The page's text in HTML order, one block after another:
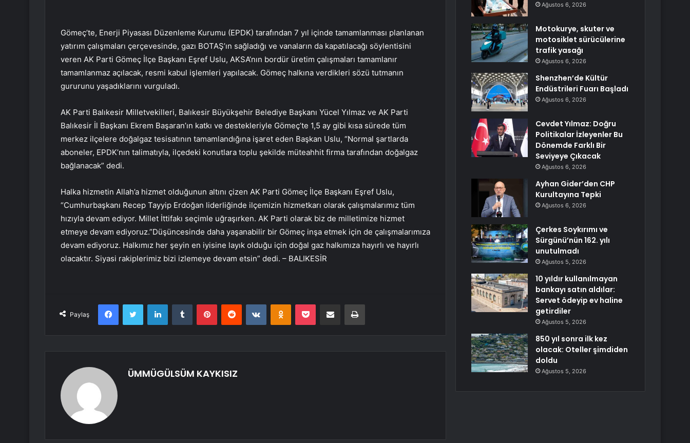
Gömeç’te, Enerji Piyasası Düzenleme Kurumu (EPDK) tarafından 7 yıl içinde tamamlanması planlanan
yatırım çalışmaları çerçevesinde, gazı BOTAŞ’ın sağladığı ve vanaların da kapatılacağı söylentisini
veren AK Parti Gömeç İlçe Başkanı Eşref Uslu, AKSA’nın bordür üretim çalışmaları tamamlanır
tamamlanmaz açılacak, resmi kabul işlemleri yapılacak. Gömeç halkına verdikleri sözü tutmanın
gururunu yaşadıklarını vurguladı.
AK Parti Balıkesir Milletvekilleri, Balıkesir Büyükşehir Belediye Başkanı Yücel Yılmaz ve AK Parti
Balıkesir İl Başkanı Ekrem Başaran’ın katkı ve destekleriyle Gömeç’te 1,5 ay gibi kısa sürede tüm
merkez ilçelere doğalgaz tesisatının tamamlandığına işaret eden Başkan Uslu, “Normal şartlarda
aboneler, EPDK’nın talimatıyla, ilçedeki konutlara toplu şekilde müteahhit firma tarafından doğalgaz
bağlanacak” dedi.
Halka hizmetin Allah’a hizmet olduğunun altını çizen AK Parti Gömeç İlçe Başkanı Eşref Uslu,
“Cumhurbaşkanı Recep Tayyip Erdoğan liderliğinde ilçemizin hizmetkarı olarak çalışmalarımız tüm
hızıyla devam ediyor. Millet İttifakı seçimle uğraşırken. AK Parti olarak biz de milletimize hizmet
etmeye devam ediyoruz.”Düşüncesinde daha yaşanabilir bir Gömeç inşa etmek için de çalışmalarımıza
devam ediyoruz. Halkımız her şeyin en iyisine layık olduğu için doğal gaz halkımıza hayırlı ve hayırlı
olacaktır. Siyasi rakiplerimiz bizi izlemeye devam etsin” dedi. – BALIKESİR
Paylaş
FacebookTwitter LinkedInTumblr PinterestReddit VKontakteOdnoklassniki
Pocket E-Posta ile paylaş Yazdır
ÜMMÜGÜLSÜM KAYKISIZ
Ağustos 6, 2026
Motokurye, skuter ve
motosiklet sürücülerine
trafik yasağı
Ağustos 6, 2026
Shenzhen’de Kültür
Endüstrileri Fuarı Başladı
Ağustos 6, 2026
Cevdet Yılmaz: Doğru
Politikalar İzleyenler Bu
Dönemde Farklı Bir
Seviyeye Çıkacak
Ağustos 6, 2026
Ayhan Gider’den CHP
Kurultayına Tepki
Ağustos 6, 2026
Çerkes Soykırımı ve
Sürgünü’nün 162. yılı
unutulmadı
Ağustos 5, 2026
10 yıldır kullanılmayan
bankayı satın aldılar:
Servet ödeyip ev haline
getirdiler
Ağustos 5, 2026
850 yıl sonra ilk kez
olacak: Oteller şimdiden
doldu
Ağustos 5, 2026